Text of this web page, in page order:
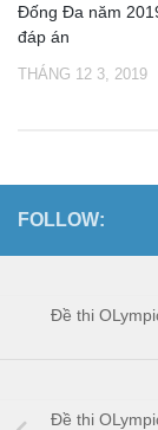
Đống Đa năm
đáp án
THÁNG 12 3, 2019
FOLLOW:
Đề thi
Đề thi